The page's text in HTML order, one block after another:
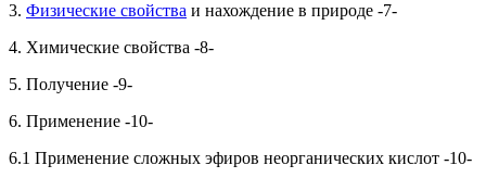
3. Физические свойства и нахождение в природе -7-
4. Химические свойства -8-
5. Получение -9-
6. Применение -10-
6.1 Применение сложных эфиров неорганических кислот -10-